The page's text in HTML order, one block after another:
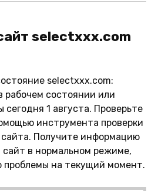
selectxxx.com:
рабочем состоянии или
1 августа. Проверьте
инструмента проверки
сайта. Получите информацию
в нормальном режиме,
проблемы на текущий момент.